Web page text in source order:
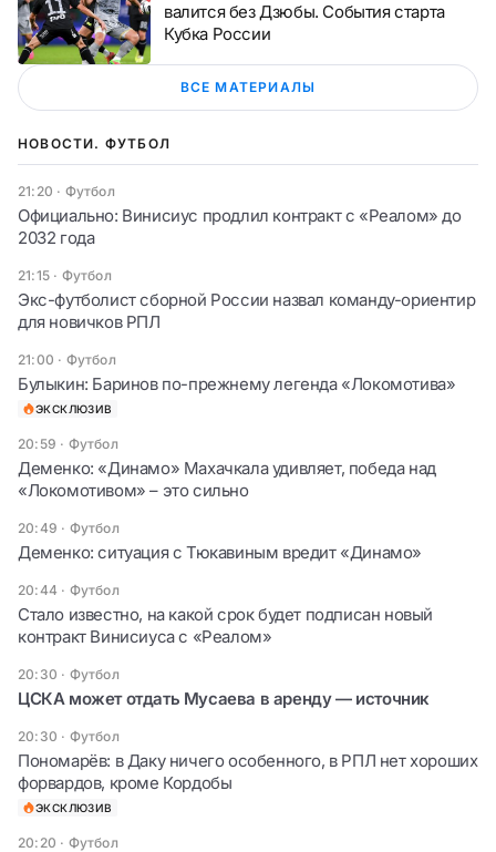
валится без Дзюбы. События старта
Кубка России
ВСЕ МАТЕРИАЛЫ
НОВОСТИ. ФУТБОЛ
21:20 · Футбол
Официально: Винисиус продлил контракт с «Реалом» до
2032 года
21:15 · Футбол
Экс-футболист сборной России назвал команду-ориентир
для новичков РПЛ
21:00 · Футбол
Булыкин: Баринов по-прежнему легенда «Локомотива»
ЭКСКЛЮЗИВ
20:59 · Футбол
Деменко: «Динамо» Махачкала удивляет, победа над
«Локомотивом» – это сильно
20:49 · Футбол
Деменко: ситуация с Тюкавиным вредит «Динамо»
20:44 · Футбол
Стало известно, на какой срок будет подписан новый
контракт Винисиуса с «Реалом»
20:30 · Футбол
ЦСКА может отдать Мусаева в аренду — источник
20:30 · Футбол
Пономарёв: в Даку ничего особенного, в РПЛ нет хороших
форвардов, кроме Кордобы
ЭКСКЛЮЗИВ
20:20 · Футбол